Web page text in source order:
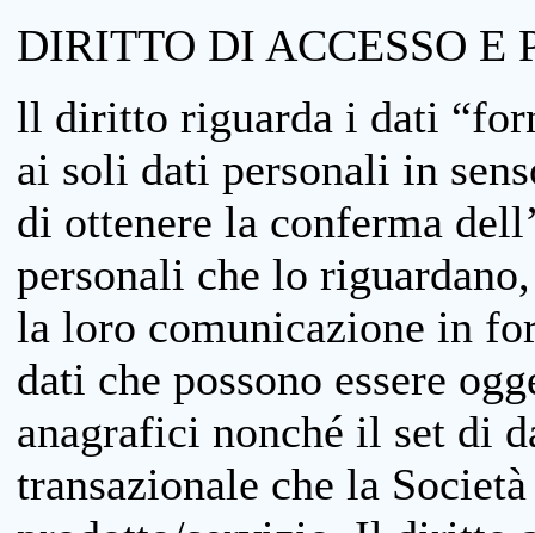
DIRITTO DI ACCESSO
ll diritto riguarda i dati
ai soli dati personali in
di ottenere la conferma
personali che lo
la loro comunicazione in
dati che possono essere
anagrafici nonché il set di
transazionale che la